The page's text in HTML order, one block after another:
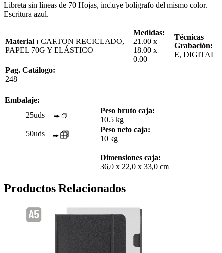
Libreta sin líneas de 70 Hojas, incluye bolígrafo del mismo color.
Escritura azul.
Material : CARTON RECICLADO,
PAPEL 70G Y ELÁSTICO
Medidas:
21.00 x
18.00 x
0.00
Técnicas
Grabación:
E, DIGITAL
Pag. Catálogo:
248
Embalaje:
25uds
Peso bruto caja:
10.5 kg
50uds
Peso neto caja:
10 kg
Dimensiones caja:
36,0 x 22,0 x 33,0 cm
Productos Relacionados